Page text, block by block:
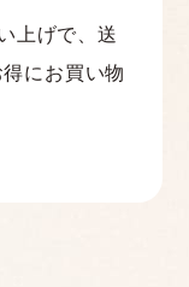
上げで、送
にお買い物